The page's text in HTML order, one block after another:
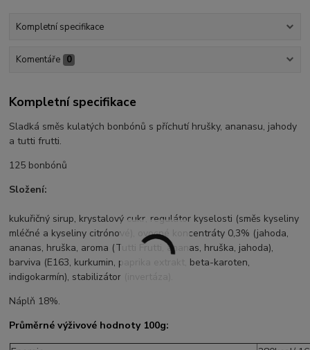
Kompletní specifikace
Komentáře 0
Kompletní specifikace
Sladká směs kulatých bonbónů s příchutí hrušky, ananasu, jahody
a tutti frutti.
125 bonbónů
Složení:
kukuřičný sirup, krystalový cukr, regulátor kyselosti (směs kyseliny
mléčné a kyseliny citrónové), ovocné koncentráty 0,3% (jahoda,
ananas, hruška, aroma (Tutti Frutti, ananas, hruška, jahoda),
barviva (E163, kurkumin, paprika extrakt, beta-karoten,
indigokarmín), stabilizátor (invertáza).
Náplň 18%.
Průměrné výživové hodnoty 100g: